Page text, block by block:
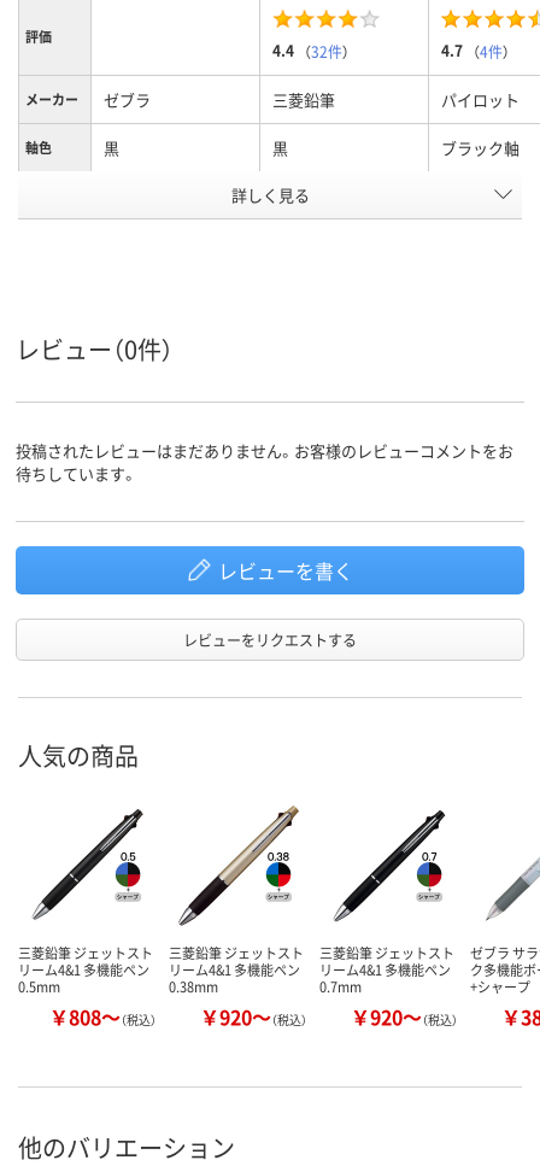
評価
4.4 （32件） 4.7 （4件）
メーカー ゼブラ 三菱鉛筆 パイロット
軸色 黒 黒 ブラック軸
ボール径
（ボールペン）0.5ｍ
ｍ（シャープペン）
0.5mm
黒・赤・シャープ
商品環境
スコア
65
詳しく見る
レビュー（0件）
投稿されたレビューはまだありません。お客様のレビューコメントをお
待ちしています。
レビューを書く
レビューをリクエストする
人気の商品
三菱鉛筆 ジェットスト
リーム4&1 多機能ペン
0.5mm
￥808～（税込）
三菱鉛筆 ジェットスト
リーム4&1 多機能ペン
0.38mm
￥920～（税込）
三菱鉛筆 ジェットスト
リーム4&1 多機能ペン
0.7mm
￥920～（税込）
ゼブラ サ
ク多機能
+シャープ
￥
他のバリエーション